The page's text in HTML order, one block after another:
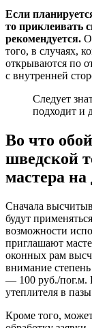
Если
то приклеивать
рекомендуется.
того, в случаях,
открываются по
с внутренней
Следует
подходит и
Во что
шведской
мастера на
Сначала
будут
возможности
приглашают
оконных рам
внимание
— 100 руб./пог.м.
утеплителя в
Кроме того,